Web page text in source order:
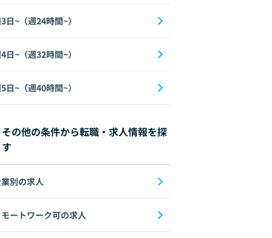
日~（週24時間~）
日~（週32時間~）
日~（週40時間~）
その他の条件から転職・求人情報を探
す
別の求人
モートワーク可の求人